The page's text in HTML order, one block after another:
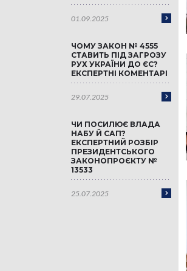
01.09.2025
ЧОМУ ЗАКОН № 4555
СТАВИТЬ ПІД ЗАГРОЗУ
РУХ УКРАЇНИ ДО ЄС?
ЕКСПЕРТНІ КОМЕНТАРІ
29.07.2025
ЧИ ПОСИЛЮЄ ВЛАДА
НАБУ Й САП?
ЕКСПЕРТНИЙ РОЗБІР
ПРЕЗИДЕНТСЬКОГО
ЗАКОНОПРОЄКТУ №
13533
25.07.2025